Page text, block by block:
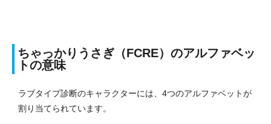
ちゃっかりうさぎ（FCRE）のアルファベッ
トの意味
ラブタイプ診断のキャラクターには、4つのアルファベットが
割り当てられています。